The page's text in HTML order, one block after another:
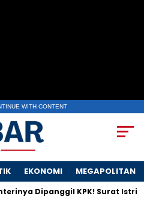
WITH CONTENT
EKONOMI MEGAPOLITAN
Dipanggil KPK! Surat Istri